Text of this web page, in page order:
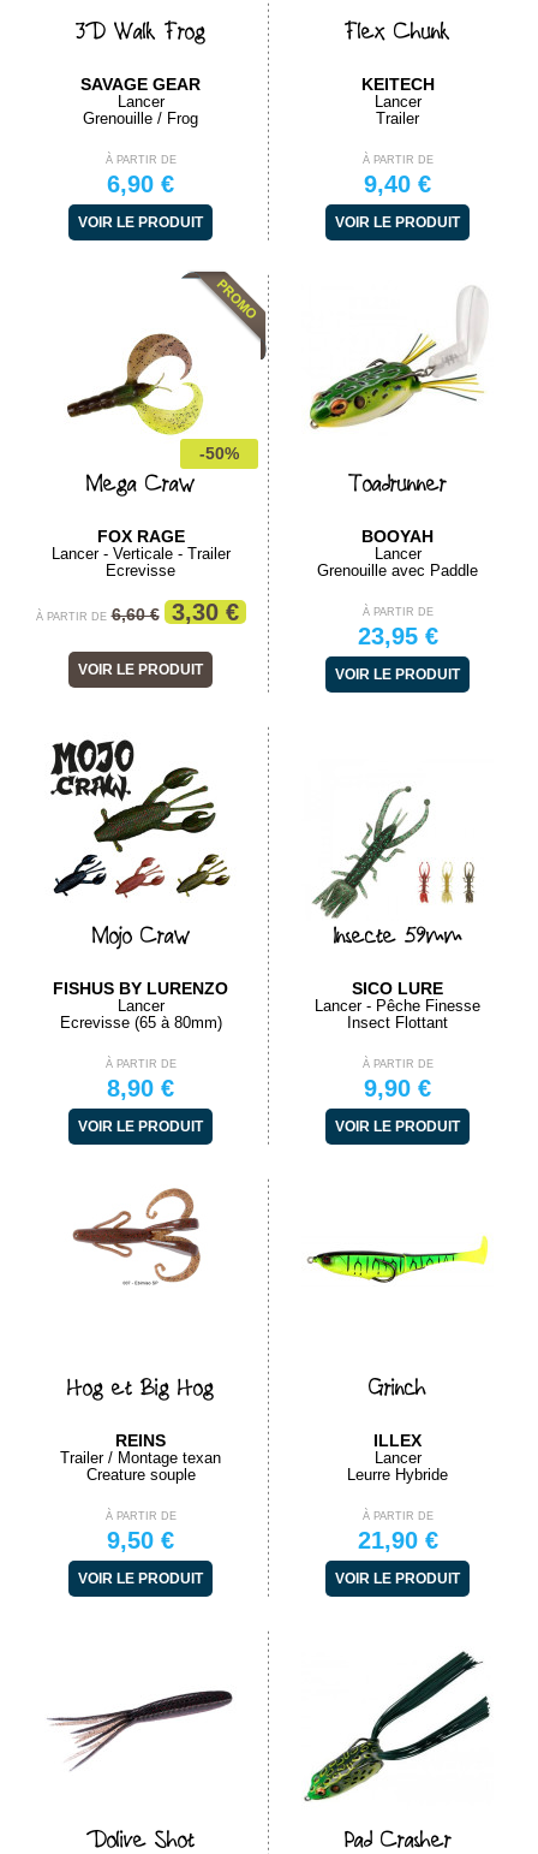
3D Walk Frog
SAVAGE GEAR
Lancer
Grenouille / Frog
À PARTIR DE
6,90 €
VOIR LE PRODUIT
Flex Chunk
KEITECH
Lancer
Trailer
À PARTIR DE
9,40 €
VOIR LE PRODUIT
-50%
Mega Craw
FOX RAGE
Lancer - Verticale - Trailer
Ecrevisse
À PARTIR DE 6,60 € 3,30 €
VOIR LE PRODUIT
Toadrunner
BOOYAH
Lancer
Grenouille avec Paddle
À PARTIR DE
23,95 €
VOIR LE PRODUIT
Mojo Craw
FISHUS BY LURENZO
Lancer
Ecrevisse (65 à 80mm)
À PARTIR DE
8,90 €
VOIR LE PRODUIT
Insecte 59mm
SICO LURE
Lancer - Pêche Finesse
Insect Flottant
À PARTIR DE
9,90 €
VOIR LE PRODUIT
Hog et Big Hog
REINS
Trailer / Montage texan
Creature souple
À PARTIR DE
9,50 €
VOIR LE PRODUIT
Grinch
ILLEX
Lancer
Leurre Hybride
À PARTIR DE
21,90 €
VOIR LE PRODUIT
Dolive Shot Pad Crasher